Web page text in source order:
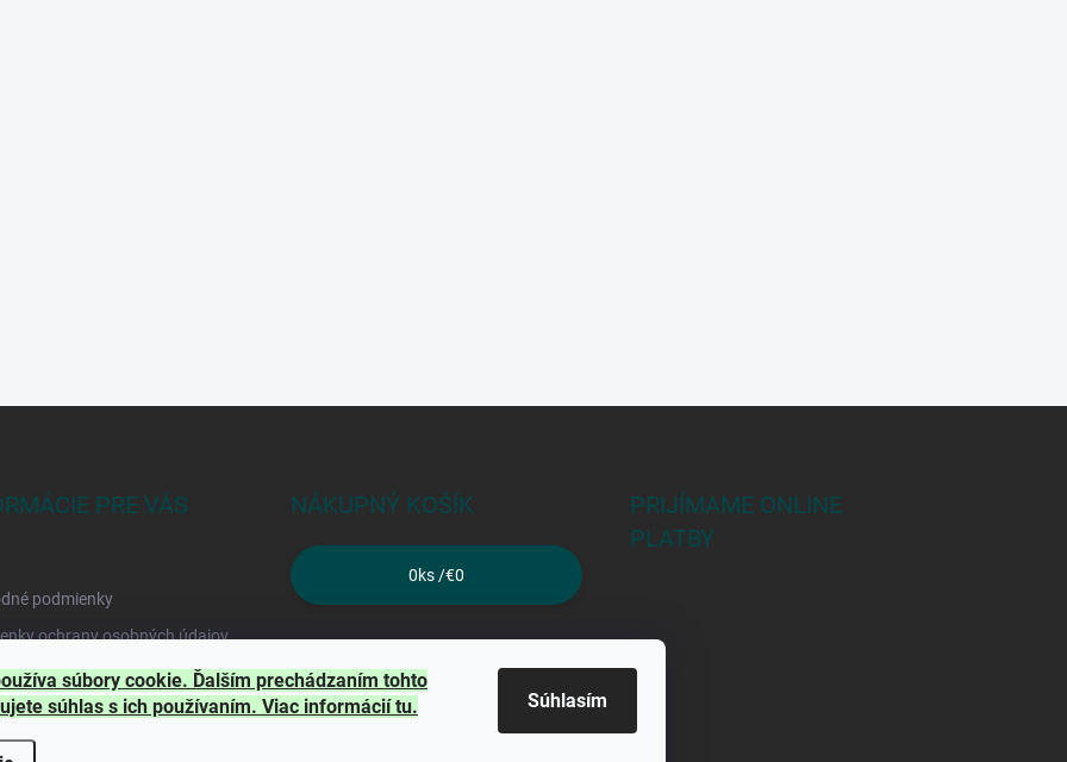
súbory cookie. Ďalším prechádzaním tohto
súhlas s ich používaním. Viac informáciítu. Súhlasím
PRE VÁS
podmienky
ochrany osobných údajov
NÁKUPNÝ KOŠÍK
0ks /€0
PRIJÍMAME ONLINE
PLATBY